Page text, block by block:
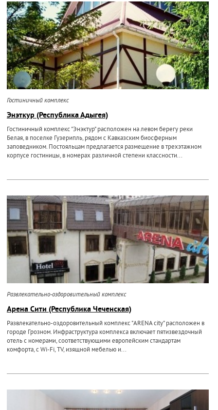
Гостиничный комплекс
Энэткур (Республика Адыгея)
Гостиничный комплекс "Энэктур" расположен на левом берегу реки
Белая, в поселке Гузерипль, рядом с Кавказским биосферным
заповедником. Постояльцам предлагается размещение в трехэтажном
корпусе гостиницы, в номерах различной степени классности...
Развлекательно-оздоровительный комплекс
Арена Сити (Республика Чеченская)
Развлекательно-оздоровительный комплекс "ARENA city" расположен в
городе Грозном. Инфраструктура комплекса включает пятизвездочный
отель с номерами, соответствующими европейским стандартам
комфорта, с Wi-Fi, TV, изящной мебелью и...